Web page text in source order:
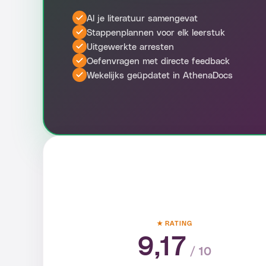
Al je literatuur samengevat
Stappenplannen voor elk leerstuk
Uitgewerkte arresten
Oefenvragen met directe feedback
Wekelijks geüpdatet in AthenaDocs
★ RATING
9,17 / 10